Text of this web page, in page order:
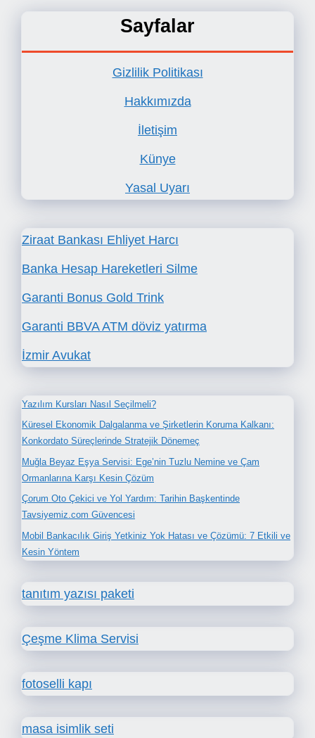
Sayfalar
Gizlilik Politikası
Hakkımızda
İletişim
Künye
Yasal Uyarı
Ziraat Bankası Ehliyet Harcı
Banka Hesap Hareketleri Silme
Garanti Bonus Gold Trink
Garanti BBVA ATM döviz yatırma
İzmir Avukat
Yazılım Kursları Nasıl Seçilmeli?
Küresel Ekonomik Dalgalanma ve Şirketlerin Koruma Kalkanı:
Konkordato Süreçlerinde Stratejik Dönemeç
Muğla Beyaz Eşya Servisi: Ege’nin Tuzlu Nemine ve Çam
Ormanlarına Karşı Kesin Çözüm
Çorum Oto Çekici ve Yol Yardım: Tarihin Başkentinde
Tavsiyemiz.com Güvencesi
Mobil Bankacılık Giriş Yetkiniz Yok Hatası ve Çözümü: 7 Etkili ve
Kesin Yöntem
tanıtım yazısı paketi
Çeşme Klima Servisi
fotoselli kapı
masa isimlik seti